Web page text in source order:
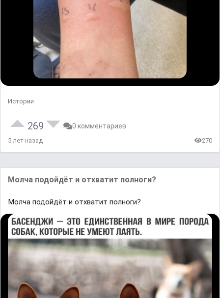
Истории
269 0 комментариев
5 лет назад 270
Молча подойдёт и отхватит полноги?
Молча подойдёт и отхватит полноги?